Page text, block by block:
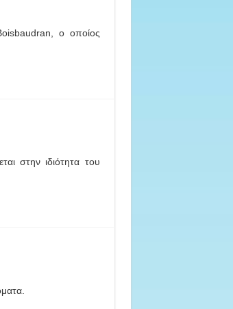
ο οποίος
στην ιδιότητα του